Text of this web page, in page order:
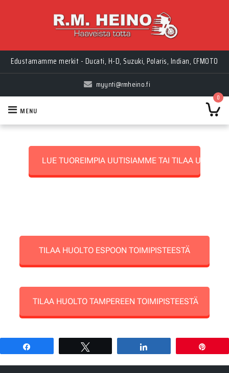
Edustamamme merkit - Ducati, H-D, Suzuki, Polaris, Indian, CFMOTO
myynti@rmheino.fi
0
MENU
LUE TUOREIMPIA UUTISIAMME TAI TILAA
TILAA HUOLTO ESPOON TOIMIPISTEESTÄ
TILAA HUOLTO TAMPEREEN TOIMIPISTEESTÄ